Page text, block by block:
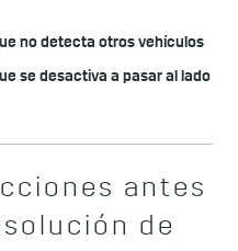
no detecta otros vehículos
se desactiva a pasar al lado
antes
de